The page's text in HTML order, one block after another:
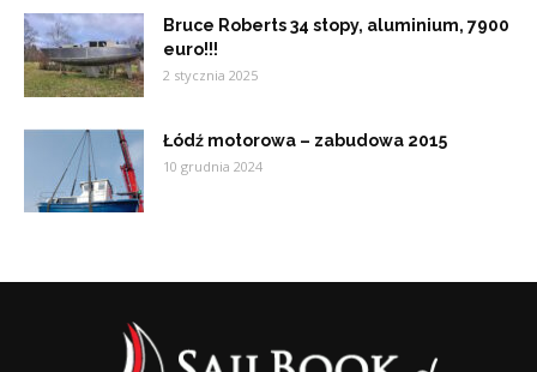
Bruce Roberts 34 stopy, aluminium, 7900
euro!!!
2 stycznia 2025
Łódź motorowa – zabudowa 2015
10 grudnia 2024